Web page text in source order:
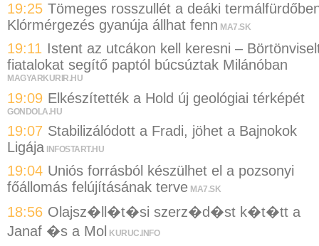
19:25 Tömeges rosszullét a deáki
Klórmérgezés gyanúja állhat fenn MA7.SK
19:11 Istent az utcákon kell keresni –
fiatalokat segítő paptól búcsúztak Milánóban
MAGYARKURIR.HU
19:09 Elkészítették a Hold új geológiai térképét
GONDOLA.HU
19:07 Stabilizálódott a Fradi, jöhet a Bajnokok
Ligája INFOSTART.HU
19:04 Uniós forrásból készülhet el a pozsonyi
főállomás felújításának terve MA7.SK
18:56 Olajsz�ll�t�si szerz�d�st k�t�tt a
Janaf �s a Mol
KURUC.INFO